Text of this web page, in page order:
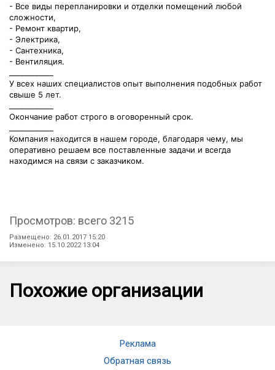
- Все виды перепланировки и отделки помещений любой
сложности,
- Ремонт квартир,
- Электрика,
- Сантехника,
- Вентиляция.
У всех наших специалистов опыт выполнения подобных работ
свыше 5 лет.
Окончание работ строго в оговоренный срок.
Компания находится в нашем городе, благодаря чему, мы
оперативно решаем все поставленные задачи и всегда
находимся на связи с заказчиком.
Просмотров: всего 3215
Размещено: 26.01.2017 15:20
Изменено: 15.10.2022 13:04
Похожие организации
Реклама
Обратная связь